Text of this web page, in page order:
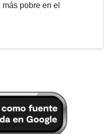
pobre en el